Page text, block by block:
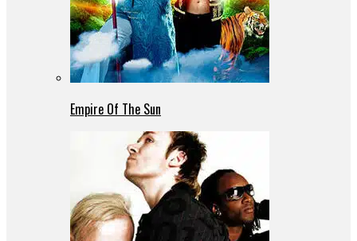
Empire Of The Sun